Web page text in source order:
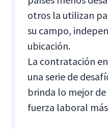
otros la utilizan
su campo,
ubicación.
La contratación
una serie de
brinda lo mejor
fuerza laboral